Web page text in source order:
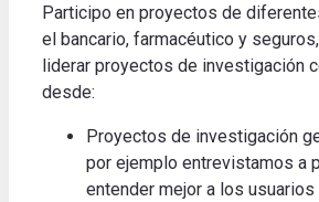
Participo en proyectos de
el bancario, farmacéutico y
liderar proyectos de investigación
desde:
Proyectos de investigación
por ejemplo entrevistamos a
entender mejor a los